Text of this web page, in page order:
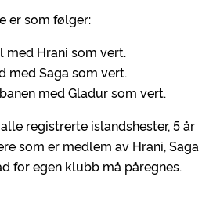
er som følger:
med Hrani som vert.
med Saga som vert.
med Gladur som vert.
registrerte islandshester, 5 år
som er medlem av Hrani, Saga
for egen klubb må påregnes.